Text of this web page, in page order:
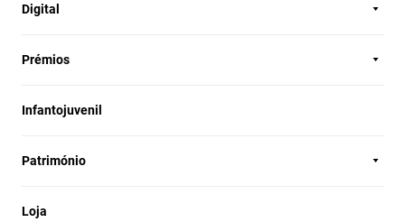
Digital
Prémios
Infantojuvenil
Património
Loja